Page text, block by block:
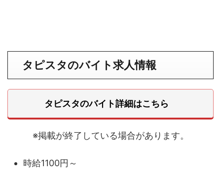
タピスタのバイト求人情報
タピスタのバイト詳細はこちら
※掲載が終了している場合があります。
時給1100円～